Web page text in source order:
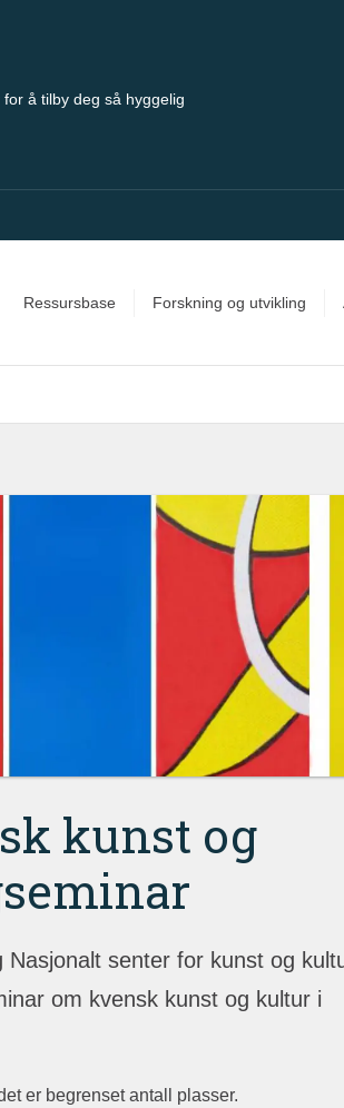
å tilby deg så hyggelig
Ressursbase Forskning og utvikling
kunst og
senter for kunst og
om kvensk kunst og kultur i
er begrenset antall plasser.